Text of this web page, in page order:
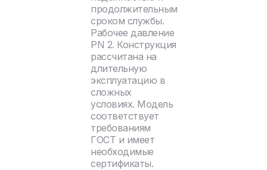
продолжительным
сроком службы.
Рабочее давление
PN 2. Конструкция
рассчитана на
длительную
эксплуатацию в
сложных
условиях. Модель
соответствует
требованиям
ГОСТ и имеет
необходимые
сертификаты.